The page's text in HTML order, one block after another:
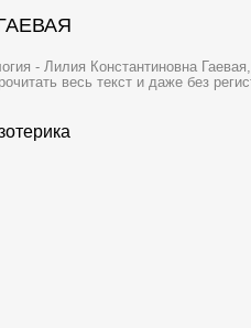
- Лилия Константиновна
весь текст и даже без